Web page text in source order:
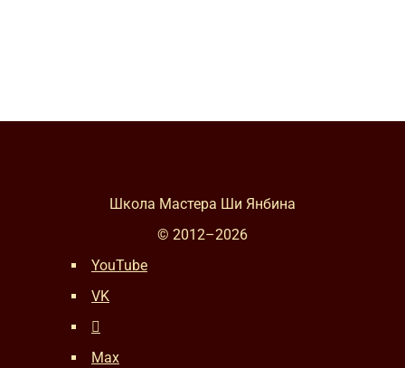
Школа Мастера Ши Янбина
© 2012–2026
YouTube
VK
Max